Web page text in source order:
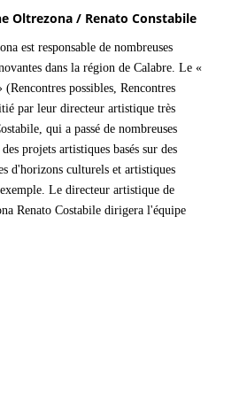
Oltrezona / Renato Constabile
est responsable de nombreuses
dans la région de Calabre. Le «
(Rencontres possibles, Rencontres
par leur directeur artistique très
qui a passé de nombreuses
projets artistiques basés sur des
d'horizons culturels et artistiques
Le directeur artistique de
Renato Costabile dirigera l'équipe